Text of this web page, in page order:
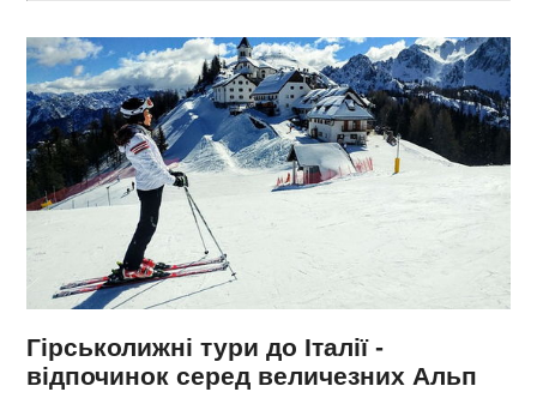
Гірськолижні тури до Італії -
відпочинок серед величезних Альп